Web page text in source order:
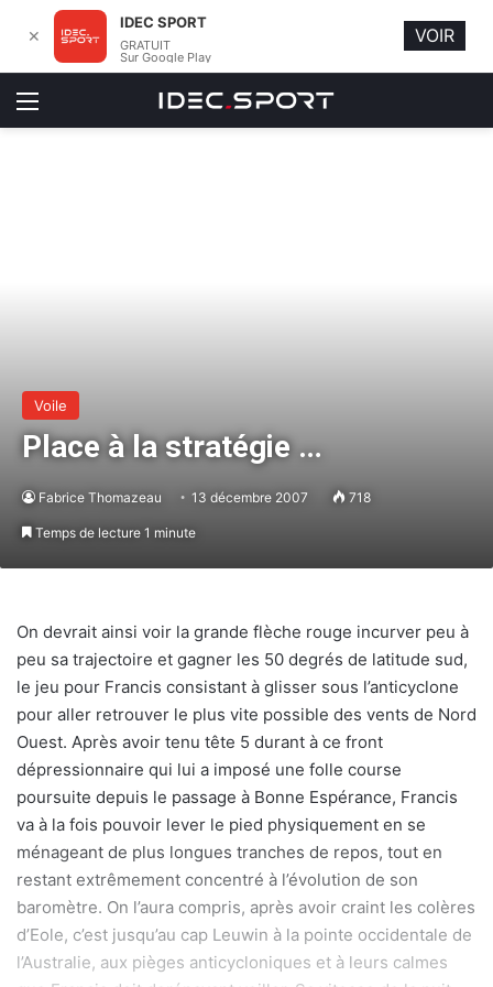
Menu
Voile
Place à la stratégie …
Fabrice Thomazeau 13 décembre 2007 718
Temps de lecture 1 minute
On devrait ainsi voir la grande flèche rouge incurver peu à
peu sa trajectoire et gagner les 50 degrés de latitude sud,
le jeu pour Francis consistant à glisser sous l’anticyclone
pour aller retrouver le plus vite possible des vents de Nord
Ouest. Après avoir tenu tête 5 durant à ce front
dépressionnaire qui lui a imposé une folle course
poursuite depuis le passage à Bonne Espérance, Francis
va à la fois pouvoir lever le pied physiquement en se
ménageant de plus longues tranches de repos, tout en
restant extrêmement concentré à l’évolution de son
baromètre. On l’aura compris, après avoir craint les colères
d’Eole, c’est jusqu’au cap Leuwin à la pointe occidentale de
l’Australie, aux pièges anticycloniques et à leurs calmes
✕
IDEC SPORT
GRATUIT
Sur Google Play
VOIR